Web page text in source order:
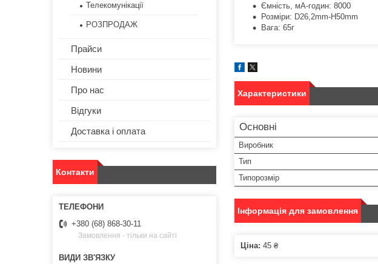
Ємність, мА-годин: 8000
Розміри: D26,2mm-H50mm
Вага: 65г
Характеристики
Основні
Виробник
Тип
Типорозмір
Інформація для замовлення
Ціна: 45 ₴
Телекомунікації
РОЗПРОДАЖ
Прайси
Новини
Про нас
Відгуки
Доставка і оплата
Контакти
+380 (68) 868-30-11
Замовлення - тільки на сайті